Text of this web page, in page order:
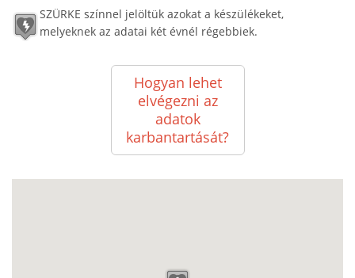
SZÜRKE színnel jelöltük azokat a készülékeket,
melyeknek az adatai két évnél régebbiek.
Hogyan lehet
elvégezni az
adatok
karbantartását?